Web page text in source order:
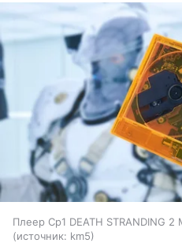
Плеер Cp1 DEATH STRANDING
источник: km5